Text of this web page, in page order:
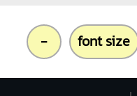
- font size